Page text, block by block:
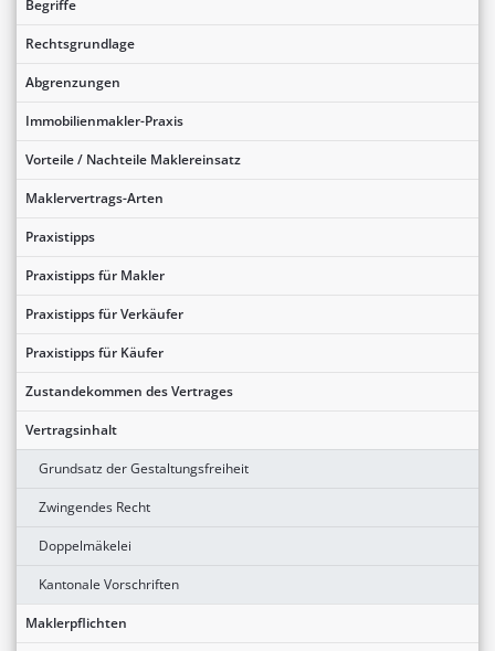
Begriffe
Rechtsgrundlage
Abgrenzungen
Immobilienmakler-Praxis
Vorteile / Nachteile Maklereinsatz
Maklervertrags-Arten
Praxistipps
Praxistipps für Makler
Praxistipps für Verkäufer
Praxistipps für Käufer
Zustandekommen des Vertrages
Vertragsinhalt
Grundsatz der Gestaltungsfreiheit
Zwingendes Recht
Doppelmäkelei
Kantonale Vorschriften
Maklerpflichten